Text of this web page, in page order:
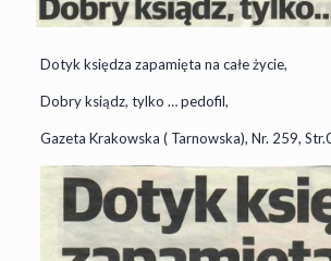
Dotyk księdza zapamięta na całe życie,
Dobry ksiądz, tylko … pedofil,
Gazeta Krakowska ( Tarnowska), Nr. 259,